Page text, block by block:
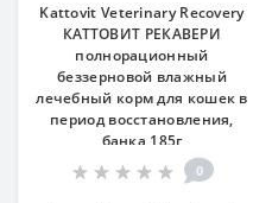
Kattovit Veterinary Recovery
КАТТОВИТ РЕКАВЕРИ
полнорационный
беззерновой влажный
лечебный корм для кошек в
период восстановления,
банка 185г
0